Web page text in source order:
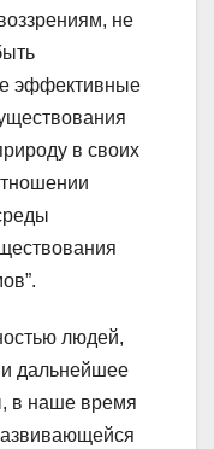
не
эффективные
в своих
людей,
дальнейшее
в наше время